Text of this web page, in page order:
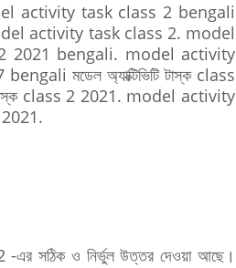
task class 2 bengali
activity task class 2. model
2021 bengali. model activity
মডেল অ্যাক্টিভিটি টাস্ক class
টাস্ক class 2 2021. model activity
ও নির্ভুল উত্তর দেওয়া আছে।